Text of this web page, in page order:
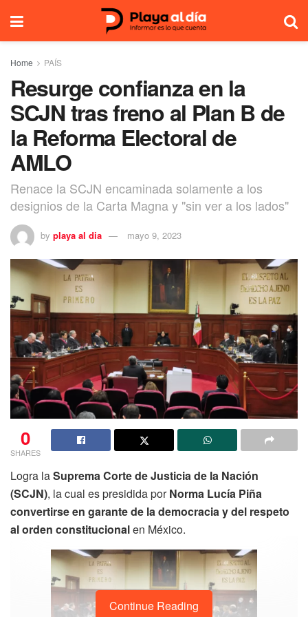
Home PAÍS
Resurge confianza en la
SCJN tras freno al Plan B de
la Reforma Electoral de
AMLO
Renace la SCJN encaminada solamente a los
designios de la Carta Magna y "sin ver a los lados"
by playa al dia mayo 9, 2023
0
SHARES
Logra laSuprema Corte de Justicia de la Nación
(SCJN), la cual es presidida porNorma Lucía Piña
convertirse en garante de la democracia y del respeto
al orden constitucionalen México.
Continue Reading